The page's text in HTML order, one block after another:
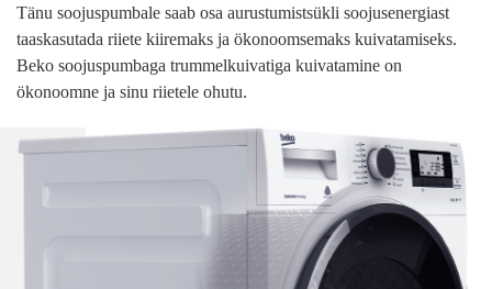
Tänu soojuspumbale saab osa aurustumistsükli soojusenergiast
taaskasutada riiete kiiremaks ja ökonoomsemaks kuivatamiseks.
Beko soojuspumbaga trummelkuivatiga kuivatamine on
ökonoomne ja sinu riietele ohutu.